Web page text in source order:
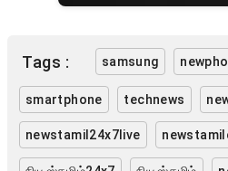
Tags : samsung
smartphone technews
newstamil24x7live